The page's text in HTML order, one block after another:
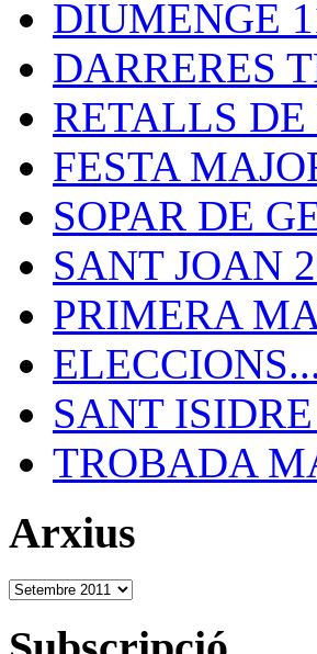
DIUMENGE
DARRERES
RETALLS
FESTA
SOPAR DE
SANT JOAN
PRIMERA
SANT ISIDRE
TROBADA
Arxius